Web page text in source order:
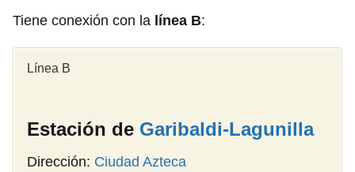
Tiene conexión con la línea B:
Línea B
Estación de Garibaldi-Lagunilla
Dirección: Ciudad Azteca